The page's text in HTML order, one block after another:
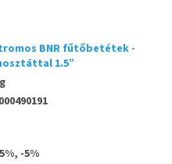
BNR fűtőbetétek -
1.5”
-5%